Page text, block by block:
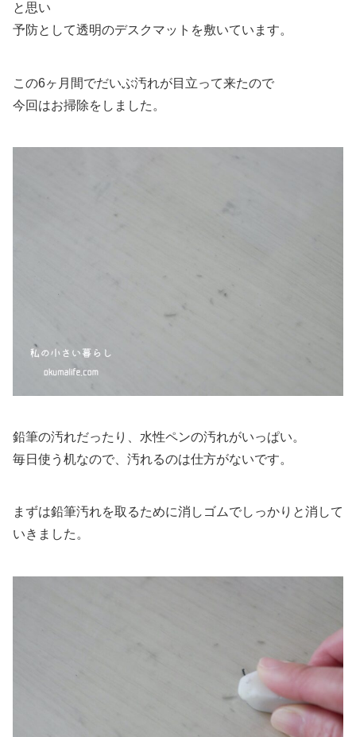
と思い
予防として透明のデスクマットを敷いています。
この6ヶ月間でだいぶ汚れが目立って来たので
今回はお掃除をしました。
鉛筆の汚れだったり、水性ペンの汚れがいっぱい。
毎日使う机なので、汚れるのは仕方がないです。
まずは鉛筆汚れを取るために消しゴムでしっかりと消して
いきました。